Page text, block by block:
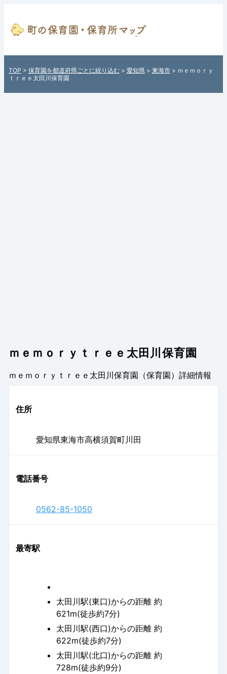
川保育園（愛知県東海市）
の保育園情報 - 全国各地の
保育園を住所付きでご紹
介！日本全国の保育園検索
TOP > 保育園を都道府県ごとに絞り込む> 愛知県 > 東海市> ｍｅｍｏｒｙ
ｔｒｅｅ太田川保育園
ｍｅｍｏｒｙｔｒｅｅ太田川保育園
ｍｅｍｏｒｙｔｒｅｅ太田川保育園（保育園） 詳細情報
住所
愛知県東海市高横須賀町川田
電話番号
0562-85-1050
最寄駅
太田川駅(東口)からの距離 約
621m(徒歩約7分)
太田川駅(西口)からの距離 約
622m(徒歩約7分)
太田川駅(北口)からの距離 約
728m(徒歩約9分)